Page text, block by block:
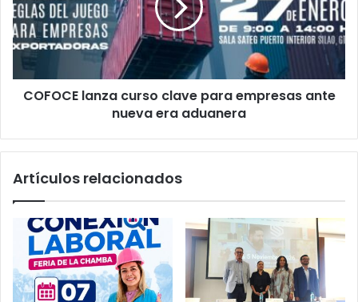
para
empresas
ante
nueva
era
aduanera
COFOCE lanza curso clave para empresas ante
nueva era aduanera
Artículos relacionados